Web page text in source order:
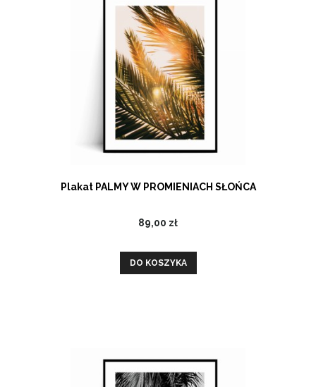
Plakat PALMY W PROMIENIACH SŁOŃCA
89,00 zł
DO KOSZYKA